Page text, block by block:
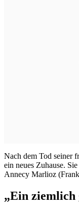
Nach dem Tod seiner
ein neues Zuhause.
Annecy Marlioz
„Ein ziemlich